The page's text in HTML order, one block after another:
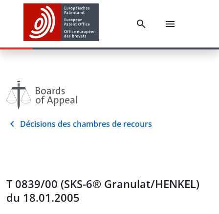
Décisions des chambres de recours
T 0839/00 (SKS-6® Granulat/HENKEL)
du 18.01.2005